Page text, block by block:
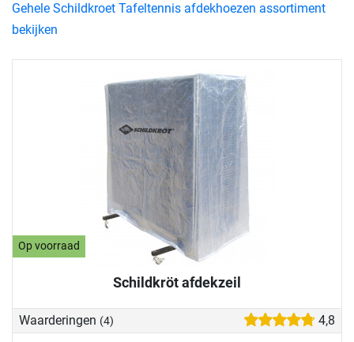
Op voorraad
Schildkröt afdekzeil
Waarderingen (4) 4,8
Gehele Schildkroet Tafeltennis afdekhoezen assortiment
bekijken